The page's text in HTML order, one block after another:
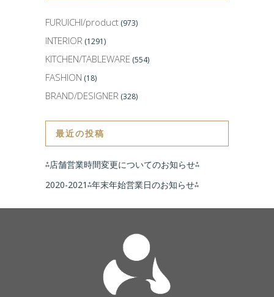
FURUICHI/product (973)
INTERIOR (1291)
KITCHEN/TABLEWARE (554)
FASHION (18)
BRAND/DESIGNER (328)
最近の投稿
⁂店舗営業時間変更についてのお知らせ⁂
2020-2021⁂年末年始営業日のお知らせ⁂